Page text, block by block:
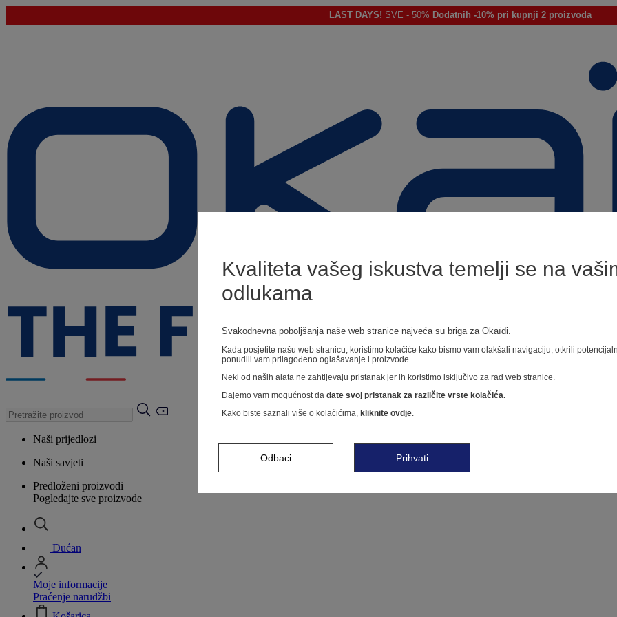
LAST DAYS! SVE - 50% Dodatnih -10% pri kupnji 2 proizvoda
Naši prijedlozi
Naši savjeti
Predloženi proizvodi
Pogledajte sve proizvode
Dućan
Moje informacije
Praćenje narudžbi
Kvaliteta vašeg iskustva temelji se na
odlukama
Svakodnevna poboljšanja naše web stranice najveća su briga za Okaïdi.
Kada posjetite našu web stranicu, koristimo kolačiće kako bismo vam olakšali navigaciju, otkrili
ponudili vam prilagođeno oglašavanje i proizvode.
Neki od naših alata ne zahtijevaju pristanak jer ih koristimo isključivo za rad web stranice.
Dajemo vam mogućnost da date svoj pristanak za različite vrste kolačića.
Kako biste saznali više o kolačićima, kliknite ovdje.
Odbaci Prihvati